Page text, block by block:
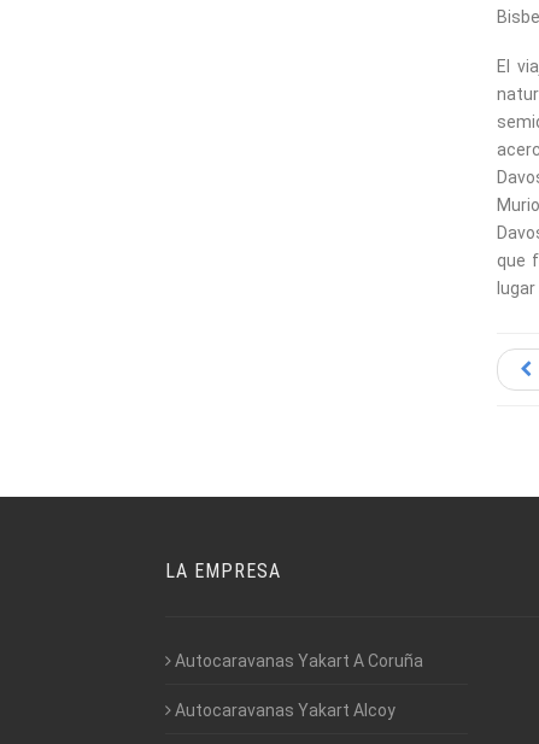
El
que
LA EMPRESA
Autocaravanas Yakart A Coruña
Autocaravanas Yakart Alcoy